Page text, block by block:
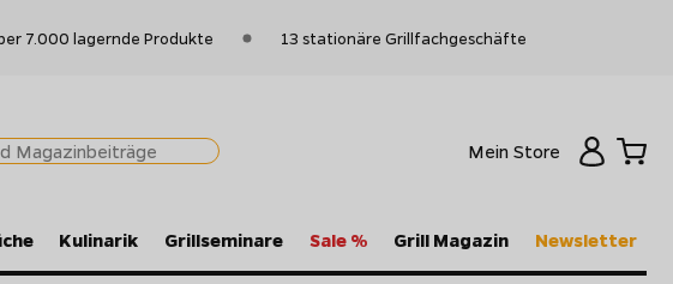
7.000 lagernde Produkte 13 stationäre Grillfachgeschäfte
Mein Store
Kulinarik Grillseminare Sale % Grill Magazin Newsletter